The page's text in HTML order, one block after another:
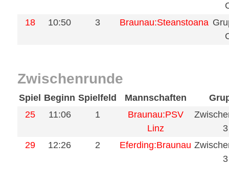
18
10:50 3 Braunau:Steanstoana
Zwischenrunde
Spiel Beginn Spielfeld Mannschaften
25
11:06 1
Braunau:PSV
Linz
3
29
12:26 2 Eferding:Braunau
3